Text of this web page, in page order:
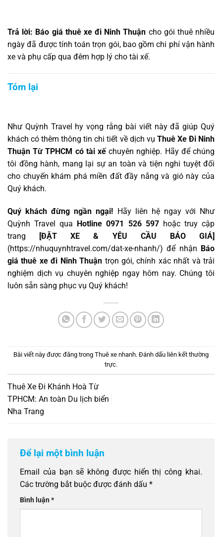
Trả lời: Báo giá thuê xe đi Ninh Thuận cho gói thuê nhiều
ngày đã được tính toán trọn gói, bao gồm chi phí vận hành
xe và phụ cấp qua đêm hợp lý cho tài xế.
Tóm lại
Như Quỳnh Travel hy vọng rằng bài viết này đã giúp Quý
khách có thêm thông tin chi tiết về dịch vụ Thuê Xe Đi Ninh
Thuận Từ TPHCM có tài xếchuyên nghiệp. Hãy để chúng
tôi đồng hành, mang lại sự an toàn và tiện nghi tuyệt đối
cho chuyến khám phá miền đất đầy nắng và gió này của
Quý khách.
Quý khách đừng ngần ngại! Hãy liên hệ ngay với Như
Quỳnh Travel qua Hotline 0971 526 597hoặc truy cập
trang
[ĐẶT XE & YÊU CẦU BÁO GIÁ]
(https://nhuquynhtravel.com/dat-xe-nhanh/) để nhận Báo
giá thuê xe đi Ninh Thuận trọn gói, chính xác nhất và trải
nghiệm dịch vụ chuyên nghiệp ngay hôm nay. Chúng tôi
luôn sẵn sàng phục vụ Quý khách!
Bài viết này được đăng trong Thuê xe nhanh. Đánh dấu liên kết thường
trực.
Thuê Xe Đi Khánh Hoà Từ
TPHCM: An toàn Du lịch biển
Nha Trang
Để lại một bình luận
Email của bạn sẽ không được hiển thị công khai.
Các trường bắt buộc được đánh dấu *
Bình luận*